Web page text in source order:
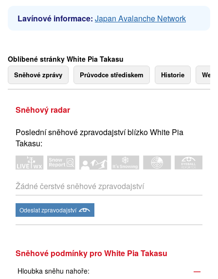
Lavínové informace: Japan Avalanche Network
Oblíbené stránky White Pia Takasu
Sněhové zprávy Průvodce střediskem Historie
Sněhový radar
Poslední sněhové zpravodajství blízko White Pia
Takasu:
Žádné čerstvé sněhové zpravodajství
Odeslat zpravodajství
Sněhové podmínky pro White Pia Takasu
Hloubka sněhu nahoře:
—